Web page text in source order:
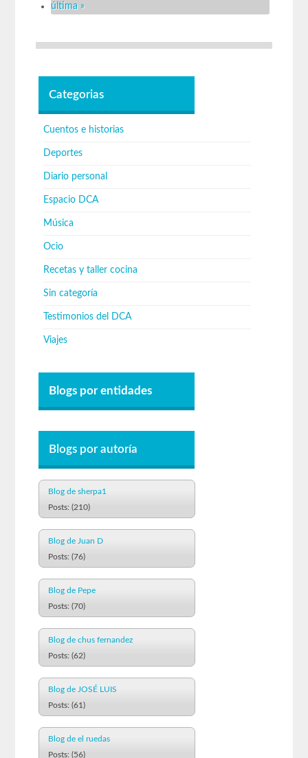
última »
Categorias
Cuentos e historias
Deportes
Diario personal
Espacio DCA
Música
Ocio
Recetas y taller cocina
Sin categoría
Testimonios del DCA
Viajes
Blogs por entidades
Blogs por autoría
Blog de sherpa1
Posts: (210)
Blog de Juan D
Posts: (76)
Blog de Pepe
Posts: (70)
Blog de chus fernandez
Posts: (62)
Blog de JOSÉ LUIS
Posts: (61)
Blog de el ruedas
Posts: (56)